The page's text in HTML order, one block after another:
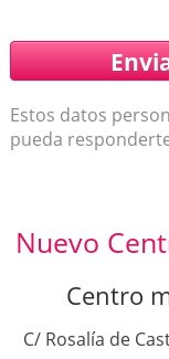
Estos datos
pueda
Nuevo
Centro
C/ Rosalía de